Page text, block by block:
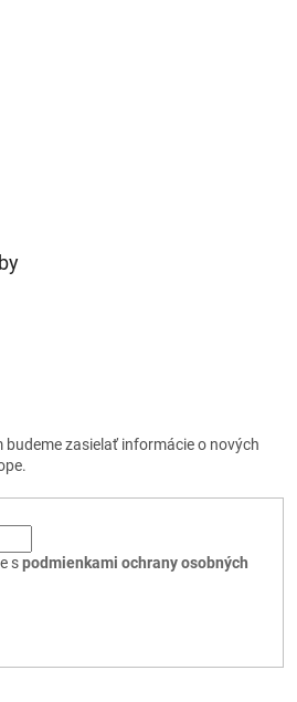
budeme zasielať informácie o nových
spodmienkami ochrany osobných